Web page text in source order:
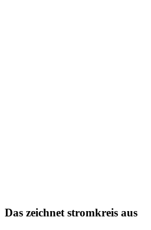
Das zeichnet stromkreis aus